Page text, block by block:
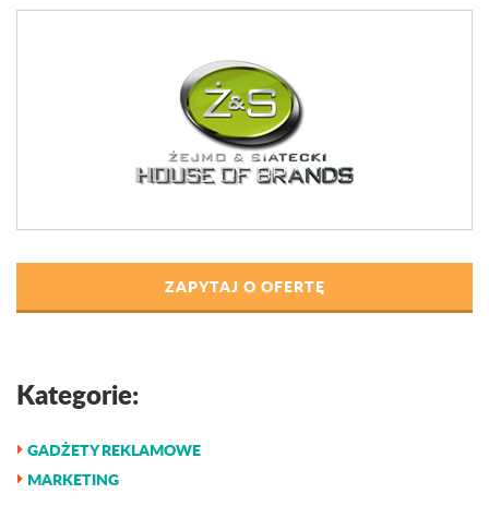
ZAPYTAJ O OFERTĘ
Kategorie:
GADŻETY REKLAMOWE
MARKETING